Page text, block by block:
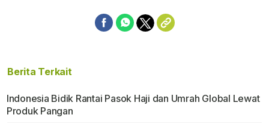
Berita Terkait
Indonesia Bidik Rantai Pasok Haji dan Umrah Global Lewat
Produk Pangan